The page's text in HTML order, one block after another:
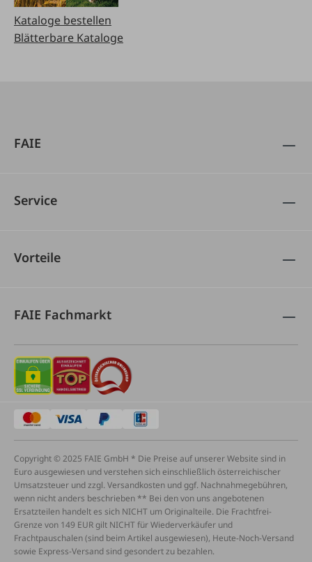
Kataloge bestellen
Blätterbare Kataloge
FAIE
Service
Vorteile
FAIE Fachmarkt
Copyright © 2025 FAIE GmbH * Die Preise auf unserer Website sind in
Euro ausgewiesen und verstehen sich einschließlich österreichischer
Umsatzsteuer und zzgl. Versandkosten und ggf. Nachnahmegebühren,
wenn nicht anders beschrieben ** Bei den von uns angebotenen
Ersatzteilen handelt es sich NICHT um Originalteile. Die Frachtfrei-
Grenze von 149 EUR gilt NICHT für Wiederverkäufer und
Frachtpauschalen (sind beim Artikel ausgewiesen), Heute-Noch-Versand
sowie Express-Versand sind gesondert zu bezahlen.